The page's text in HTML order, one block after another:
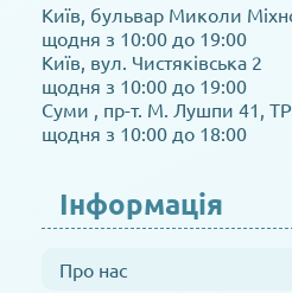
Київ, бульвар Миколи
щодня з 10:00 до 19:00
Київ, вул. Чистяківська 2
щодня з 10:00 до 19:00
Суми , пр-т. М. Лушпи 41,
щодня з 10:00 до 18:00
Інформація
Про нас